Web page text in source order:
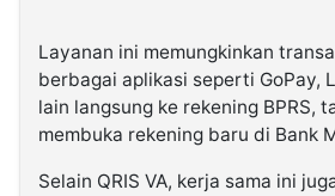
Layanan ini memungkinkan
berbagai aplikasi seperti GoPay,
lain langsung ke rekening BPRS,
membuka rekening baru di Bank
Selain QRIS VA, kerja sama ini